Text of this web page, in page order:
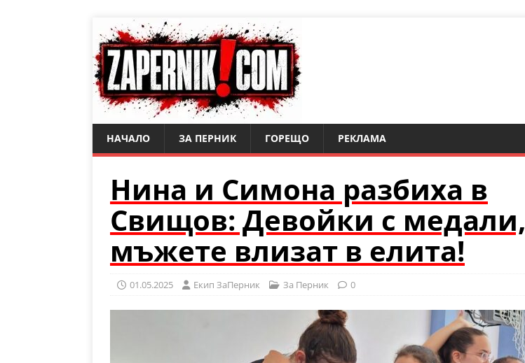
НАЧАЛО ЗА ПЕРНИК ГОРЕЩО РЕКЛАМА
Нина и Симона разбиха в
Свищов: Девойки с медали,
мъжете влизат в елита!
01.05.2025 Eкип ЗаПерник За Перник 0